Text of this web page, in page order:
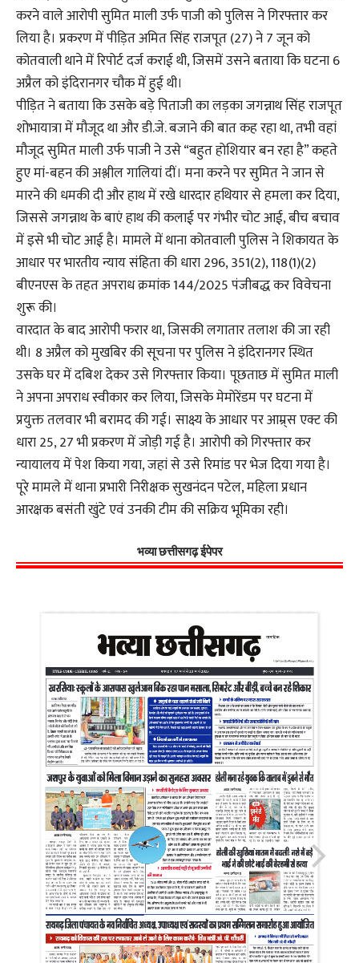
करने वाले आरोपी सुमित माली उर्फ पाजी को पुलिस ने गिरफ्तार कर
लिया है। प्रकरण में पीड़ित अमित सिंह राजपूत (27) ने 7 जून को
कोतवाली थाने में रिपोर्ट दर्ज कराई थी, जिसमें उसने बताया कि घटना 6
अप्रैल को इंदिरानगर चौक में हुई थी।
पीड़ित ने बताया कि उसके बड़े पिताजी का लड़का जगन्नाथ सिंह राजपूत
शोभायात्रा में मौजूद था और डी.जे. बजाने की बात कह रहा था, तभी वहां
मौजूद सुमित माली उर्फ पाजी ने उसे “बहुत होशियार बन रहा है” कहते
हुए मां-बहन की अश्लील गालियां दीं। मना करने पर सुमित ने जान से
मारने की धमकी दी और हाथ में रखे धारदार हथियार से हमला कर दिया,
जिससे जगन्नाथ के बाएं हाथ की कलाई पर गंभीर चोट आई, बीच बचाव
में इसे भी चोट आई है। मामले में थाना कोतवाली पुलिस ने शिकायत के
आधार पर भारतीय न्याय संहिता की धारा 296, 351(2), 118(1)(2)
बीएनएस के तहत अपराध क्रमांक 144/2025 पंजीबद्ध कर विवेचना
शुरू की।
वारदात के बाद आरोपी फरार था, जिसकी लगातार तलाश की जा रही
थी। 8 अप्रैल को मुखबिर की सूचना पर पुलिस ने इंदिरानगर स्थित
उसके घर में दबिश देकर उसे गिरफ्तार किया। पूछताछ में सुमित माली
ने अपना अपराध स्वीकार कर लिया, जिसके मेमोरेंडम पर घटना में
प्रयुक्त तलवार भी बरामद की गई। साक्ष्य के आधार पर आम्र्स एक्ट की
धारा 25, 27 भी प्रकरण में जोड़ी गई है। आरोपी को गिरफ्तार कर
न्यायालय में पेश किया गया, जहां से उसे रिमांड पर भेज दिया गया है।
पूरे मामले में थाना प्रभारी निरीक्षक सुखनंदन पटेल, महिला प्रधान
आरक्षक बसंती खुंटे एवं उनकी टीम की सक्रिय भूमिका रही।
भव्या छत्तीसगढ़ ईपेपर